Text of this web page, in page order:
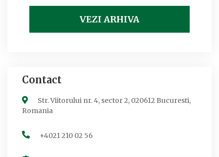
VEZI ARHIVA
Contact
Str. Viitorului nr. 4, sector 2, 020612 Bucuresti,
Romania
+4021 210 02 56